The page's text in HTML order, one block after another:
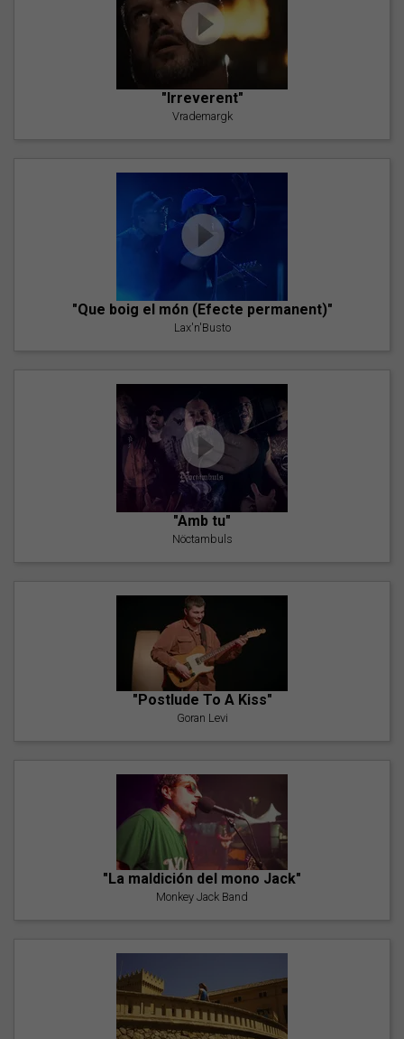
"Irreverent"
Vrademargk
"Que boig el món (Efecte permanent)"
Lax'n'Busto
"Amb tu"
Nöctambuls
"Postlude To A Kiss"
Goran Levi
"La maldición del mono Jack"
Monkey Jack Band